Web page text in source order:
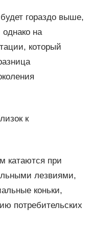
гораздо выше,
на
который
к
катаются при
лезвиями,
коньки,
потребительских